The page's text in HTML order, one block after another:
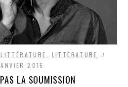
LITTÉRATURE
2015
LA SOUMISSION